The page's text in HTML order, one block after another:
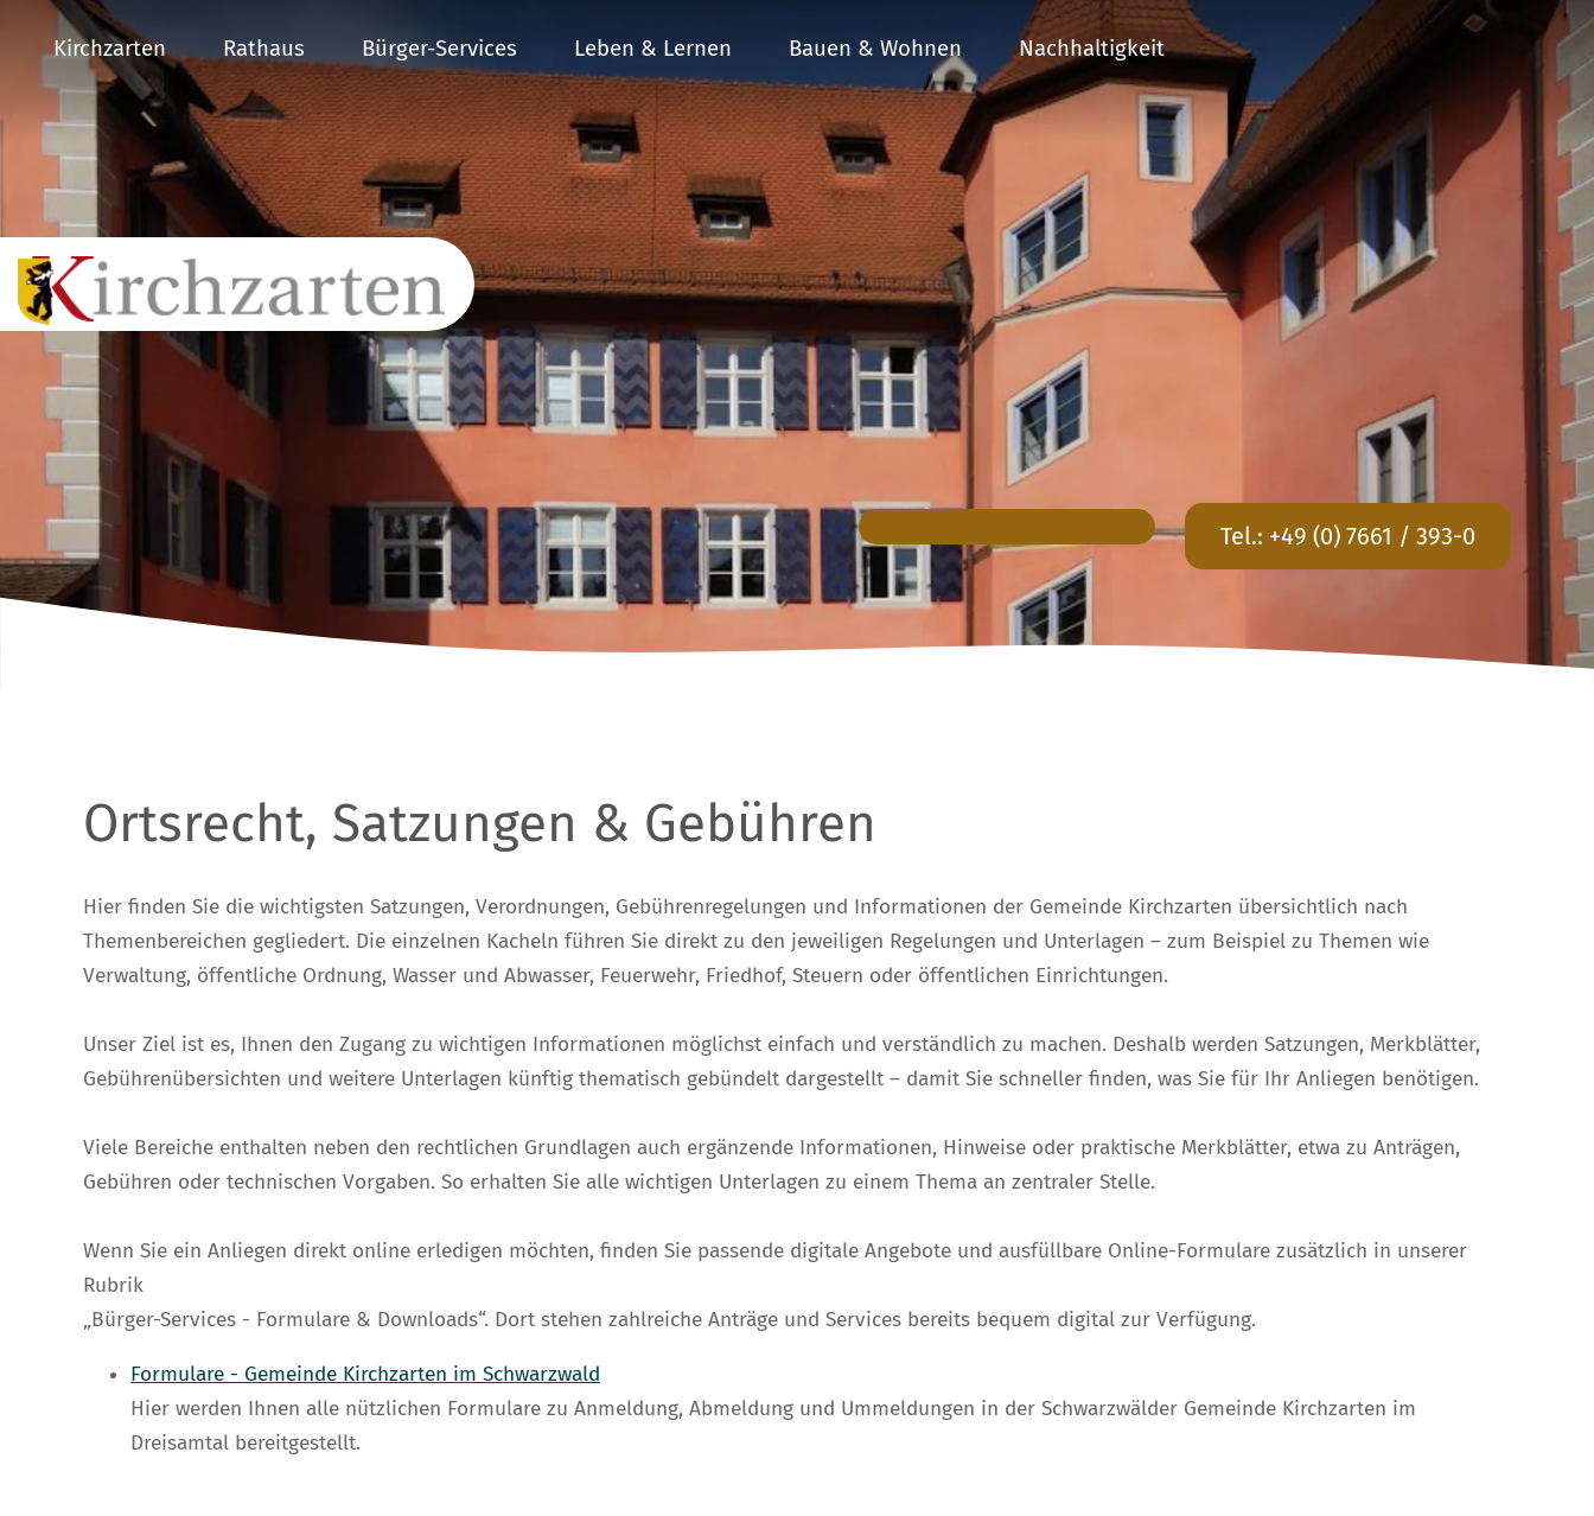
Kirchzarten Rathaus Bürger-Services Leben & Lernen Bauen & Wohnen Nachhaltigkeit
Tel.: +49 (0) 7661 / 393-0
Ortsrecht, Satzungen & Gebühren
Hier finden Sie die wichtigsten Satzungen, Verordnungen, Gebührenregelungen und Informationen der Gemeinde Kirchzarten übersichtlich nach
Themenbereichen gegliedert. Die einzelnen Kacheln führen Sie direkt zu den jeweiligen Regelungen und Unterlagen – zum Beispiel zu Themen wie
Verwaltung, öffentliche Ordnung, Wasser und Abwasser, Feuerwehr, Friedhof, Steuern oder öffentlichen Einrichtungen.
Unser Ziel ist es, Ihnen den Zugang zu wichtigen Informationen möglichst einfach und verständlich zu machen. Deshalb werden Satzungen, Merkblätter,
Gebührenübersichten und weitere Unterlagen künftig thematisch gebündelt dargestellt – damit Sie schneller finden, was Sie für Ihr Anliegen benötigen.
Viele Bereiche enthalten neben den rechtlichen Grundlagen auch ergänzende Informationen, Hinweise oder praktische Merkblätter, etwa zu Anträgen,
Gebühren oder technischen Vorgaben. So erhalten Sie alle wichtigen Unterlagen zu einem Thema an zentraler Stelle.
Wenn Sie ein Anliegen direkt online erledigen möchten, finden Sie passende digitale Angebote und ausfüllbare Online-Formulare zusätzlich in unserer
Rubrik
„Bürger-Services - Formulare & Downloads“. Dort stehen zahlreiche Anträge und Services bereits bequem digital zur Verfügung.
Formulare - Gemeinde Kirchzarten im Schwarzwald
Hier werden Ihnen alle nützlichen Formulare zu Anmeldung, Abmeldung und Ummeldungen in der Schwarzwälder Gemeinde Kirchzarten im
Dreisamtal bereitgestellt.